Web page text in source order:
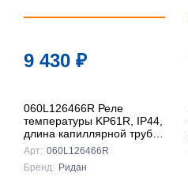
↓
9 430 ₽
060L126466R Реле
температуры KP61R, IP44,
длина капиллярной трубки
6 м, контактная группа
SPDT, Ридан
Арт: 060L126466R
Бренд: Ридан